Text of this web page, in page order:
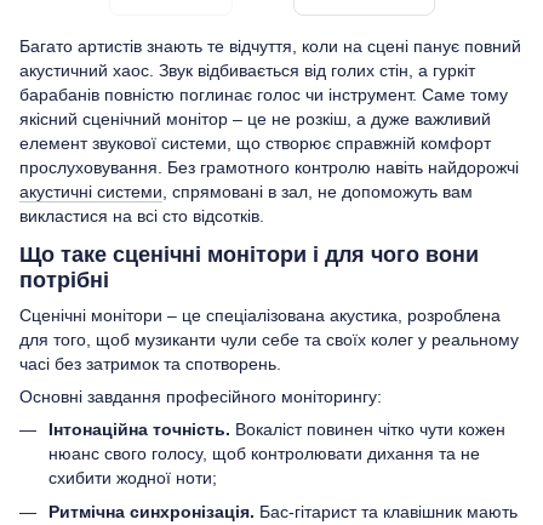
Багато артистів знають те відчуття, коли на сцені панує повний
акустичний хаос. Звук відбивається від голих стін, а гуркіт
барабанів повністю поглинає голос чи інструмент. Саме тому
якісний сценічний монітор – це не розкіш, а дуже важливий
елемент звукової системи, що створює справжній комфорт
прослуховування. Без грамотного контролю навіть найдорожчі
акустичні системи, спрямовані в зал, не допоможуть вам
викластися на всі сто відсотків.
Що таке сценічні монітори і для чого вони
потрібні
Сценічні монітори – це спеціалізована акустика, розроблена
для того, щоб музиканти чули себе та своїх колег у реальному
часі без затримок та спотворень.
Основні завдання професійного моніторингу:
Інтонаційна точність. Вокаліст повинен чітко чути кожен
нюанс свого голосу, щоб контролювати дихання та не
схибити жодної ноти;
Ритмічна синхронізація. Бас-гітарист та клавішник мають